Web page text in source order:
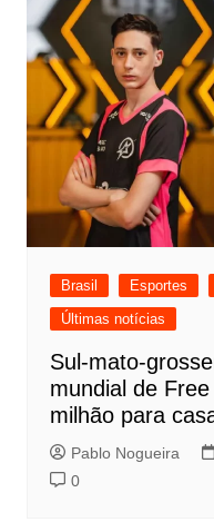
Brasil Esportes
Últimas notícias
Sul-mato-
mundial de
milhão para
Pablo Nogueira
0